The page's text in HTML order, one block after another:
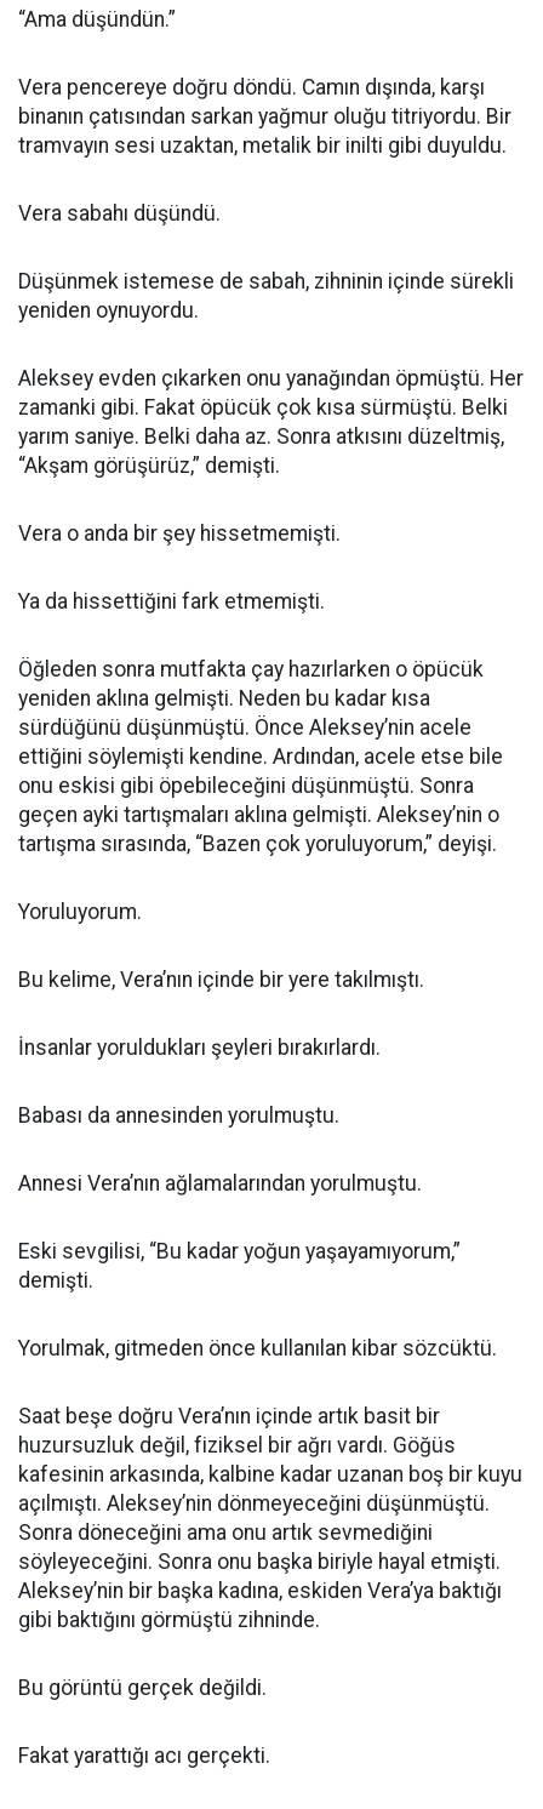
“Ama düşündün.”
Vera pencereye doğru döndü. Camın dışında, karşı
binanın çatısından sarkan yağmur oluğu titriyordu. Bir
tramvayın sesi uzaktan, metalik bir inilti gibi duyuldu.
Vera sabahı düşündü.
Düşünmek istemese de sabah, zihninin içinde sürekli
yeniden oynuyordu.
Aleksey evden çıkarken onu yanağından öpmüştü. Her
zamanki gibi. Fakat öpücük çok kısa sürmüştü. Belki
yarım saniye. Belki daha az. Sonra atkısını düzeltmiş,
“Akşam görüşürüz,” demişti.
Vera o anda bir şey hissetmemişti.
Ya da hissettiğini fark etmemişti.
Öğleden sonra mutfakta çay hazırlarken o öpücük
yeniden aklına gelmişti. Neden bu kadar kısa
sürdüğünü düşünmüştü. Önce Aleksey’nin acele
ettiğini söylemişti kendine. Ardından, acele etse bile
onu eskisi gibi öpebileceğini düşünmüştü. Sonra
geçen ayki tartışmaları aklına gelmişti. Aleksey’nin o
tartışma sırasında, “Bazen çok yoruluyorum,” deyişi.
Yoruluyorum.
Bu kelime, Vera’nın içinde bir yere takılmıştı.
İnsanlar yoruldukları şeyleri bırakırlardı.
Babası da annesinden yorulmuştu.
Annesi Vera’nın ağlamalarından yorulmuştu.
Eski sevgilisi, “Bu kadar yoğun yaşayamıyorum,”
demişti.
Yorulmak, gitmeden önce kullanılan kibar sözcüktü.
Saat beşe doğru Vera’nın içinde artık basit bir
huzursuzluk değil, fiziksel bir ağrı vardı. Göğüs
kafesinin arkasında, kalbine kadar uzanan boş bir kuyu
açılmıştı. Aleksey’nin dönmeyeceğini düşünmüştü.
Sonra döneceğini ama onu artık sevmediğini
söyleyeceğini. Sonra onu başka biriyle hayal etmişti.
Aleksey’nin bir başka kadına, eskiden Vera’ya baktığı
gibi baktığını görmüştü zihninde.
Bu görüntü gerçek değildi.
Fakat yarattığı acı gerçekti.